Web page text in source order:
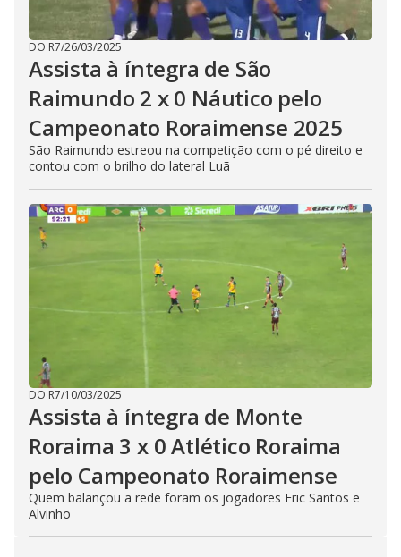
DO R7/26/03/2025
Assista à íntegra de São
Raimundo 2 x 0 Náutico pelo
Campeonato Roraimense 2025
São Raimundo estreou na competição com o pé direito e
contou com o brilho do lateral Luã
DO R7/10/03/2025
Assista à íntegra de Monte
Roraima 3 x 0 Atlético Roraima
pelo Campeonato Roraimense
Quem balançou a rede foram os jogadores Eric Santos e
Alvinho